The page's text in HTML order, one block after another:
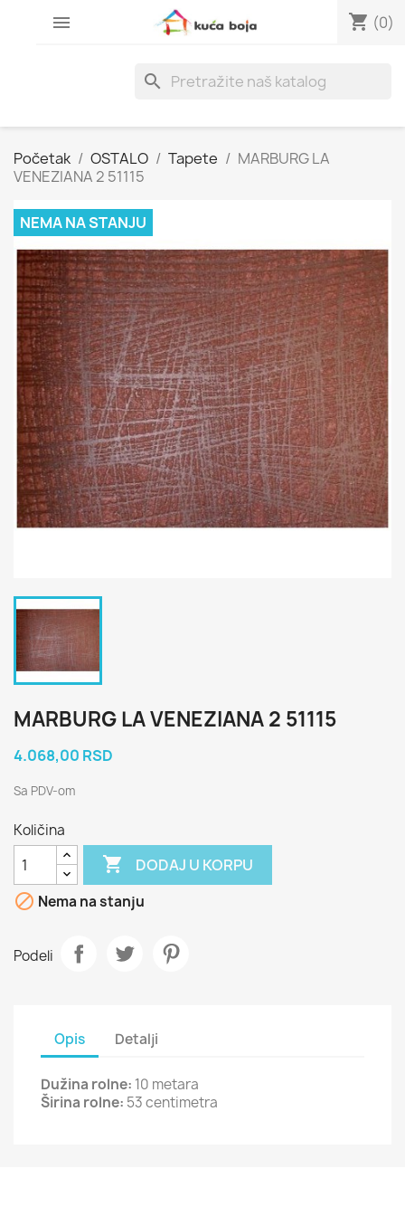
 shopping_cart (0)
search
Početak OSTALO Tapete
MARBURG LA
VENEZIANA 2 51115
NEMA NA STANJU
MARBURG LA VENEZIANA 2 51115
4.068,00 RSD
Sa PDV-om
Količina
 DODAJ U KORPU
 Nema na stanju
Podeli
Opis Detalji
Dužina rolne: 10 metara
Širina rolne: 53 centimetra